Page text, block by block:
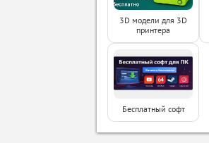
3D модели для 3D
принтера
Бесплатный софт